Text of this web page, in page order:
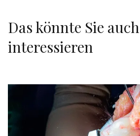
Das könnte Sie auch
interessieren